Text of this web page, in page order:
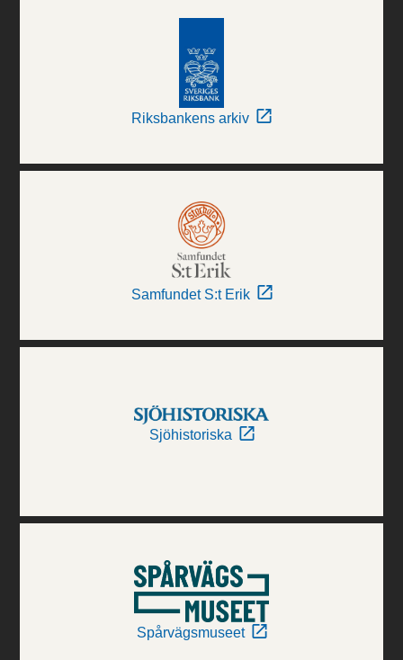
Riksbankens arkiv
Samfundet S:t Erik
Sjöhistoriska
Spårvägsmuseet